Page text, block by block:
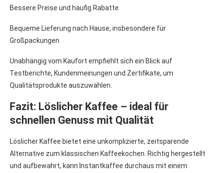
Bessere Preise und häufig Rabatte
Bequeme Lieferung nach Hause, insbesondere für
Großpackungen
Unabhängig vom Kaufort empfiehlt sich ein Blick auf
Testberichte, Kundenmeinungen und Zertifikate, um
Qualitätsprodukte auszuwählen.
Fazit: Löslicher Kaffee – ideal für
schnellen Genuss mit Qualität
Löslicher Kaffee bietet eine unkomplizierte, zeitsparende
Alternative zum klassischen Kaffeekochen. Richtig hergestellt
und aufbewahrt, kann Instantkaffee durchaus mit einem